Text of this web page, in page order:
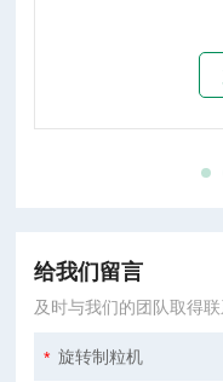
给我们留言
及时与我们的团队取得